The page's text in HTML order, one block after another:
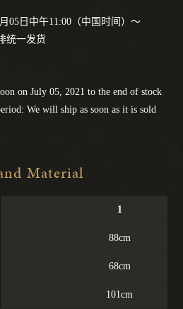
05日中午11:00（中国时间）〜
统一发货
on July 05, 2021 to the end of stock
We will ship as soon as it is sold
Material
1
88cm
68cm
101cm